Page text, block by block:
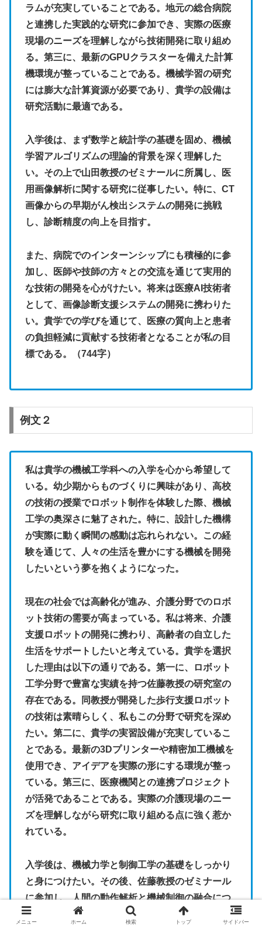
ラムが充実していることである。地元の総合病院
と連携した実践的な研究に参加でき、実際の医療
現場のニーズを理解しながら技術開発に取り組め
る。第三に、最新のGPUクラスターを備えた計算
機環境が整っていることである。機械学習の研究
には膨大な計算資源が必要であり、貴学の設備は
研究活動に最適である。
入学後は、まず数学と統計学の基礎を固め、機械
学習アルゴリズムの理論的背景を深く理解した
い。その上で山田教授のゼミナールに所属し、医
用画像解析に関する研究に従事したい。特に、CT
画像からの早期がん検出システムの開発に挑戦
し、診断精度の向上を目指す。
また、病院でのインターンシップにも積極的に参
加し、医師や技師の方々との交流を通じて実用的
な技術の開発を心がけたい。将来は医療AI技術者
として、画像診断支援システムの開発に携わりた
い。貴学での学びを通じて、医療の質向上と患者
の負担軽減に貢献する技術者となることが私の目
標である。（744字）
例文２
私は貴学の機械工学科への入学を心から希望して
いる。幼少期からものづくりに興味があり、高校
の技術の授業でロボット制作を体験した際、機械
工学の奥深さに魅了された。特に、設計した機構
が実際に動く瞬間の感動は忘れられない。この経
験を通じて、人々の生活を豊かにする機械を開発
したいという夢を抱くようになった。
現在の社会では高齢化が進み、介護分野でのロボ
ット技術の需要が高まっている。私は将来、介護
支援ロボットの開発に携わり、高齢者の自立した
生活をサポートしたいと考えている。貴学を選択
した理由は以下の通りである。第一に、ロボット
工学分野で豊富な実績を持つ佐藤教授の研究室の
存在である。同教授が開発した歩行支援ロボット
の技術は素晴らしく、私もこの分野で研究を深め
たい。第二に、貴学の実習設備が充実しているこ
とである。最新の3Dプリンターや精密加工機械を
使用でき、アイデアを実際の形にする環境が整っ
ている。第三に、医療機関との連携プロジェクト
が活発であることである。実際の介護現場のニー
ズを理解しながら研究に取り組める点に強く惹か
れている。
入学後は、機械力学と制御工学の基礎をしっかり
と身につけたい。その後、佐藤教授のゼミナール
に参加し、人間の動作解析と機械制御の融合につ
いて研究したい。具体的には、高齢者の歩行パタ
メニュー ホーム 検索 トップ サイドバー